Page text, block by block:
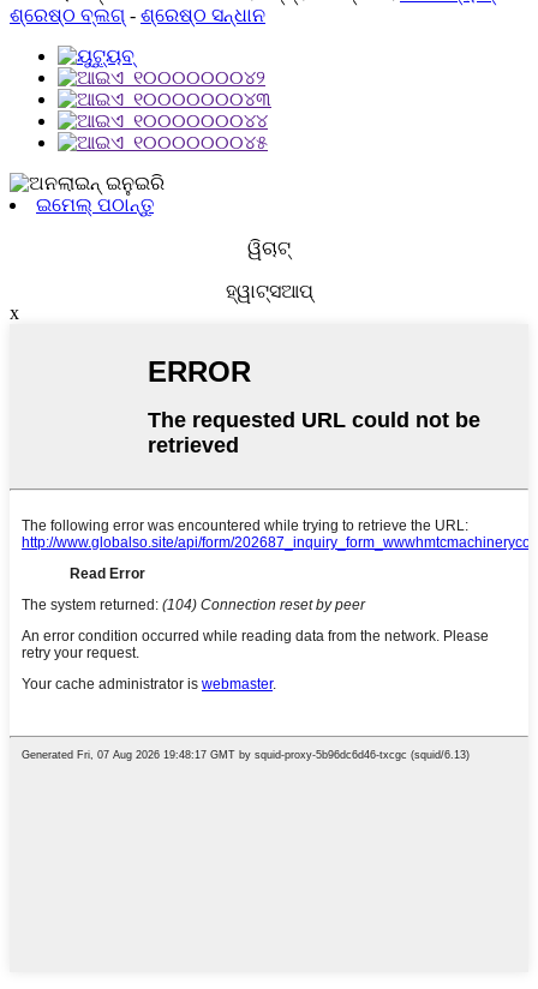
ଶ୍ରେଷ୍ଠ ବ୍ଲଗ୍ - ଶ୍ରେଷ୍ଠ ସନ୍ଧାନ
ଇମେଲ୍ ପଠାନ୍ତୁ
ୱିଚାଟ୍
ହ୍ୱାଟ୍ସଆପ୍
x